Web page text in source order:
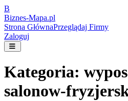
B
Biznes-Mapa.pl
Strona GłównaPrzeglądaj Firmy
Zaloguj
Kategoria:
salonow-